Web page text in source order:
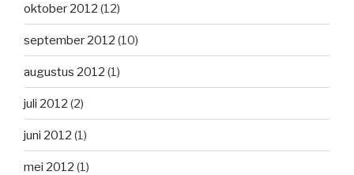
oktober 2012 (12)
september 2012 (10)
augustus 2012 (1)
juli 2012 (2)
juni 2012 (1)
mei 2012 (1)